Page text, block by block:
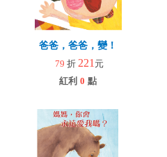
爸爸，爸爸，變！
79 折 221 元
紅利 0 點